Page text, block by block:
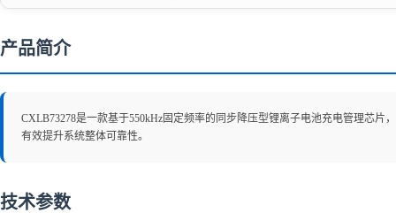
产品简介
CXLB73278是一款基于550kHz固定频率的同步降压型锂离子电池充电管理芯
有效提升系统整体可靠性。
技术参数